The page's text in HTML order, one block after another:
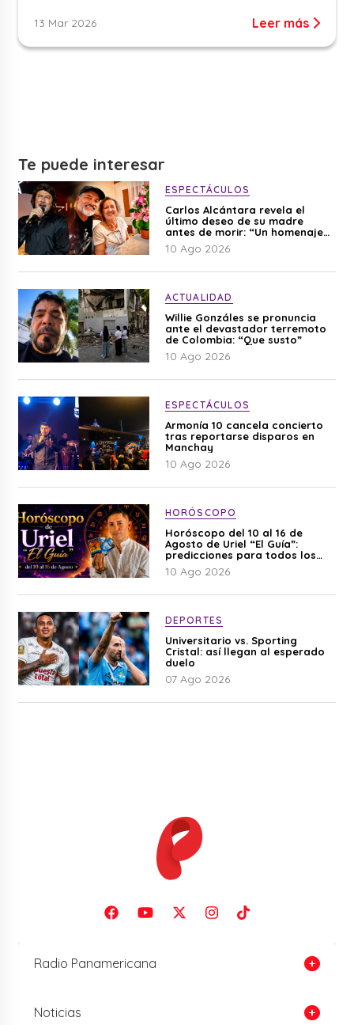
13 Mar 2026 Leer más
Te puede interesar
ESPECTÁCULOS
Carlos Alcántara revela el
último deseo de su madre
antes de morir: “Un homenaje
para mi mamá”
10 Ago 2026
ACTUALIDAD
Willie Gonzáles se pronuncia
ante el devastador terremoto
de Colombia: “Que susto”
10 Ago 2026
ESPECTÁCULOS
Armonía 10 cancela concierto
tras reportarse disparos en
Manchay
10 Ago 2026
HORÓSCOPO
Horóscopo del 10 al 16 de
Agosto de Uriel “El Guía”:
predicciones para todos los
signos del zodiaco aquí
10 Ago 2026
DEPORTES
Universitario vs. Sporting
Cristal: así llegan al esperado
duelo
07 Ago 2026
Radio Panamericana
Noticias